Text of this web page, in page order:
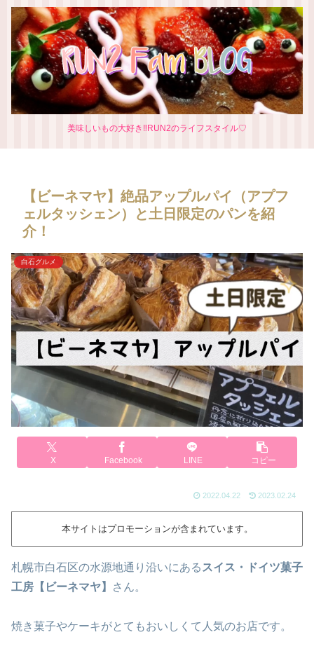
美味しいもの大好き‼RUN2のライフスタイル♡
【ビーネマヤ】絶品アップルパイ（アプフ
ェルタッシェン）と土日限定のパンを紹
介！
白石グルメ
X Facebook LINE コピー
2022.04.22 2023.02.24
本サイトはプロモーションが含まれています。
札幌市白石区の水源地通り沿いにある スイス・ドイツ菓子
工房【ビーネマヤ】
さん。
焼き菓子やケーキがとてもおいしくて人気のお店です。